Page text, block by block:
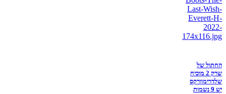
החתול של
שרק 2 מוכיח
שלדרימוורקס
יש 9 נשמות